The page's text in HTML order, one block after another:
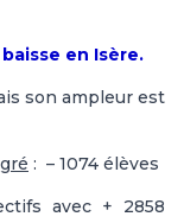
en Isère.
son ampleur est
: – 1074 élèves
avec + 2858